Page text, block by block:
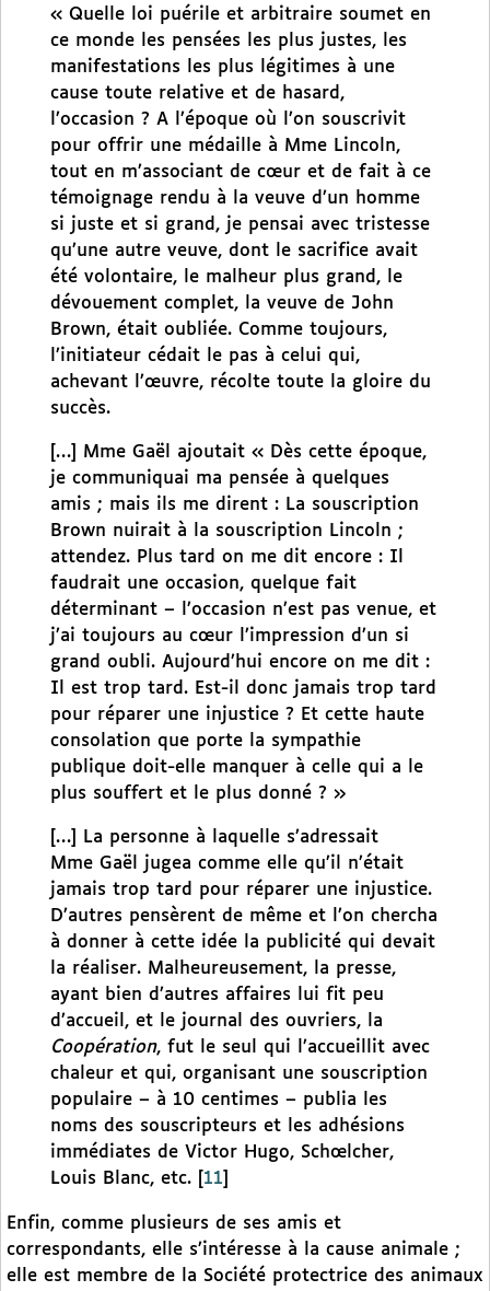
« Quelle loi puérile et arbitraire soumet en
ce monde les pensées les plus justes, les
manifestations les plus légitimes à une
cause toute relative et de hasard,
l’occasion ? A l’époque où l’on souscrivit
pour offrir une médaille à Mme Lincoln,
tout en m’associant de cœur et de fait à ce
témoignage rendu à la veuve d’un homme
si juste et si grand, je pensai avec tristesse
qu’une autre veuve, dont le sacrifice avait
été volontaire, le malheur plus grand, le
dévouement complet, la veuve de John
Brown, était oubliée. Comme toujours,
l’initiateur cédait le pas à celui qui,
achevant l’œuvre, récolte toute la gloire du
succès.
[…] Mme Gaël ajoutait « Dès cette époque,
je communiquai ma pensée à quelques
amis ; mais ils me dirent : La souscription
Brown nuirait à la souscription Lincoln ;
attendez. Plus tard on me dit encore : Il
faudrait une occasion, quelque fait
déterminant – l’occasion n’est pas venue, et
j’ai toujours au cœur l’impression d’un si
grand oubli. Aujourd’hui encore on me dit :
Il est trop tard. Est-il donc jamais trop tard
pour réparer une injustice ? Et cette haute
consolation que porte la sympathie
publique doit-elle manquer à celle qui a le
plus souffert et le plus donné ? »
[…] La personne à laquelle s’adressait
Mme Gaël jugea comme elle qu’il n’était
jamais trop tard pour réparer une injustice.
D’autres pensèrent de même et l’on chercha
à donner à cette idée la publicité qui devait
la réaliser. Malheureusement, la presse,
ayant bien d’autres affaires lui fit peu
d’accueil, et le journal des ouvriers, la
Coopération, fut le seul qui l’accueillit avec
chaleur et qui, organisant une souscription
populaire – à 10 centimes – publia les
noms des souscripteurs et les adhésions
immédiates de Victor Hugo, Schœlcher,
Louis Blanc, etc.
11
Enfin, comme plusieurs de ses amis et
correspondants, elle s’intéresse à la cause animale ;
elle est membre de la Société protectrice des animaux